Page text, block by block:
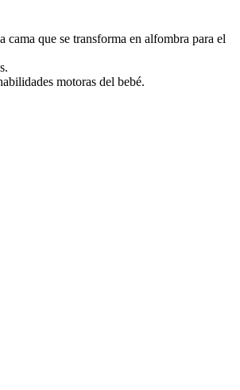
que se transforma en alfombra para el
motoras del bebé.